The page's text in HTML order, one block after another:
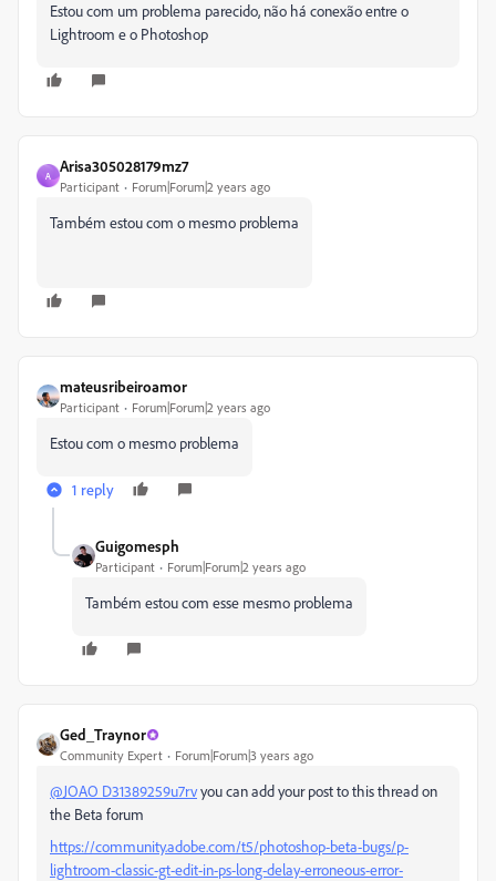
Estou com um problema parecido, não há conexão entre o
Lightroom e o Photoshop
A
Arisa305028179mz7
Participant Forum|Forum|2 years ago
Também estou com o mesmo problema
mateusribeiroamor
Participant Forum|Forum|2 years ago
Estou com o mesmo problema
1 reply
Guigomesph
Participant Forum|Forum|2 years ago
Também estou com esse mesmo problema
Ged_Traynor
Community Expert Forum|Forum|3 years ago
@JOAO D31389259u7rvyou can add your post to this thread on
the Beta forum
https://community.adobe.com/t5/photoshop-beta-bugs/p-
lightroom-classic-gt-edit-in-ps-long-delay-erroneous-error-